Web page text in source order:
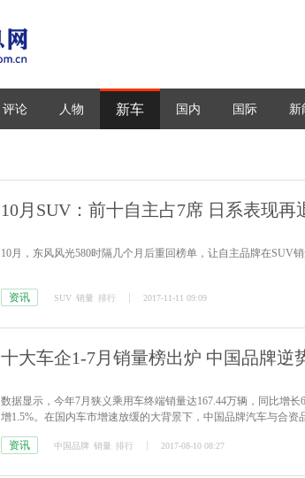
评论 人物 新车 国内 国际 新
10月SUV：前十自主占7席 日系表现再
10月，东风风光580时隔几个月后重回榜单，让自主品牌在SUV
资讯 SUV 销量 排行 2017-11-11 09:09
十大车企1-7月销量榜出炉 中国品牌逆
数据显示，今年7月狭义乘用车终端销量达167.44万辆，同比增长
增1.5%。在国内车市增速放缓的大背景下，中国品牌汽车与合
资讯
中国品牌 销量 排行 2017-08-10 08:27